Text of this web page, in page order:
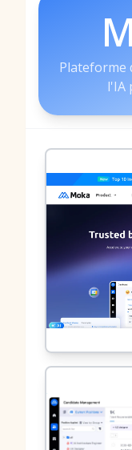
Plateforme
l'IA